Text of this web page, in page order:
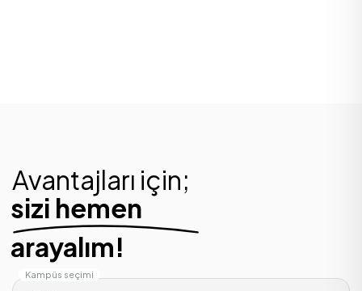
Avantajları için;
sizi hemen
arayalım!
Kampüs seçimi